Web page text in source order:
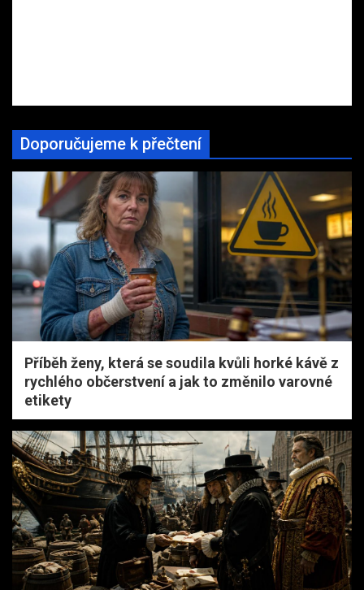
Doporučujeme k přečtení
Příběh ženy, která se soudila kvůli horké kávě z
rychlého občerstvení a jak to změnilo varovné
etikety